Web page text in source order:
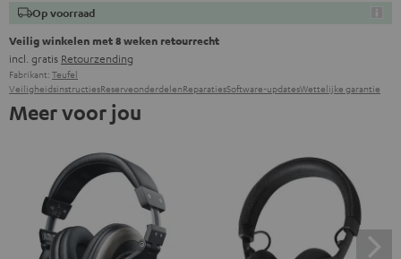
Op voorraad
Veilig winkelen met 8 weken retourrecht
incl. gratis Retourzending
Fabrikant: Teufel
VeiligheidsinstructiesReserveonderdelenReparatiesSoftware-updatesWettelijke garantie
Meer voor jou